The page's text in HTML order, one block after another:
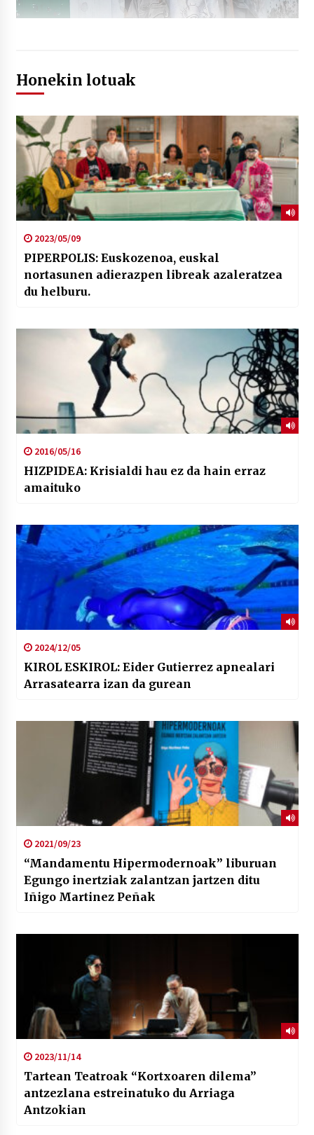
Honekin lotuak
2023/05/09
PIPERPOLIS: Euskozenoa, euskal
nortasunen adierazpen libreak azaleratzea
du helburu.
2016/05/16
HIZPIDEA: Krisialdi hau ez da hain erraz
amaituko
2024/12/05
KIROL ESKIROL: Eider Gutierrez apnealari
Arrasatearra izan da gurean
2021/09/23
“Mandamentu Hipermodernoak” liburuan
Egungo inertziak zalantzan jartzen ditu
Iñigo Martinez Peñak
2023/11/14
Tartean Teatroak “Kortxoaren dilema”
antzezlana estreinatuko du Arriaga
Antzokian